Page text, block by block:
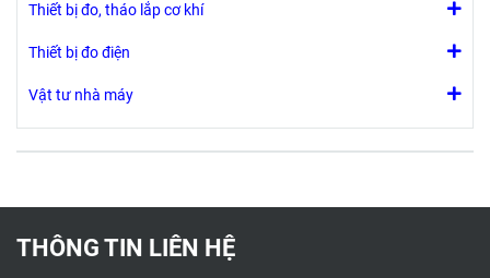
Thiết bị đo, tháo lắp cơ khí
Thiết bị đo điện
Vật tư nhà máy
THÔNG TIN LIÊN HỆ